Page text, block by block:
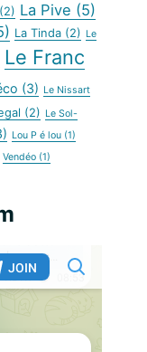
(2) La Pive (5)
La Tinda (2) Le
Le Franc
(3) Le Nissart
(2) Le Sol-
Lou P é lou (1)
Vendéo (1)